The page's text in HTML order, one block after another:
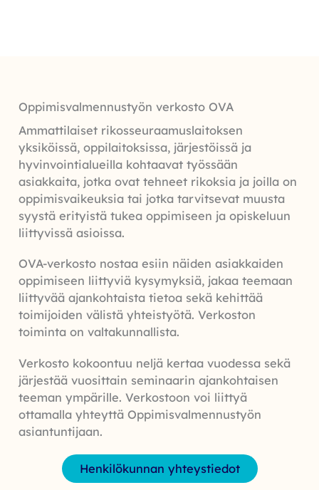
Oppimisvalmennustyön verkosto OVA
Ammattilaiset rikosseuraamuslaitoksen
yksiköissä, oppilaitoksissa, järjestöissä ja
hyvinvointialueilla kohtaavat työssään
asiakkaita, jotka ovat tehneet rikoksia ja joilla on
oppimisvaikeuksia tai jotka tarvitsevat muusta
syystä erityistä tukea oppimiseen ja opiskeluun
liittyvissä asioissa.
OVA-verkosto nostaa esiin näiden asiakkaiden
oppimiseen liittyviä kysymyksiä, jakaa teemaan
liittyvää ajankohtaista tietoa sekä kehittää
toimijoiden välistä yhteistyötä. Verkoston
toiminta on valtakunnallista.
Verkosto kokoontuu neljä kertaa vuodessa sekä
järjestää vuosittain seminaarin ajankohtaisen
teeman ympärille. Verkostoon voi liittyä
ottamalla yhteyttä Oppimisvalmennustyön
asiantuntijaan.
Henkilökunnan yhteystiedot